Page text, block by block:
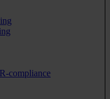
compliance